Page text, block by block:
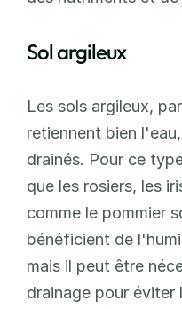
Sol argileux
Les sols argileux,
retiennent bien
drainés. Pour ce
que les rosiers, les
comme le pommier
bénéficient de
mais il peut être
drainage pour